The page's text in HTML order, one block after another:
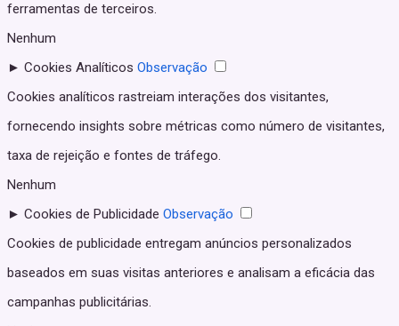
ferramentas de terceiros.
Nenhum
► Cookies Analíticos Observação
Cookies analíticos rastreiam interações dos visitantes,
fornecendo insights sobre métricas como número de visitantes,
taxa de rejeição e fontes de tráfego.
Nenhum
► Cookies de Publicidade Observação
Cookies de publicidade entregam anúncios personalizados
baseados em suas visitas anteriores e analisam a eficácia das
campanhas publicitárias.